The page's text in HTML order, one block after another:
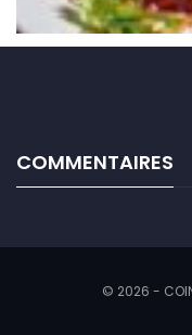
COMMENTAIRES
© 2026 -